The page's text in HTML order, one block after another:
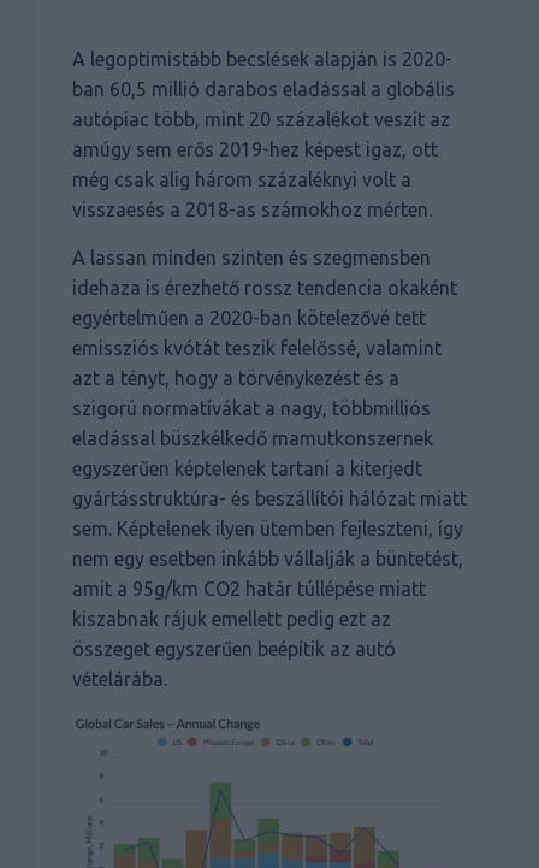
A legoptimistább becslések alapján is 2020-
ban 60,5 millió darabos eladással a globális
autópiac több, mint 20 százalékot veszít az
amúgy sem erős 2019-hez képest igaz, ott
még csak alig három százaléknyi volt a
visszaesés a 2018-as számokhoz mérten.
A lassan minden szinten és szegmensben
idehaza is érezhető rossz tendencia okaként
egyértelműen a 2020-ban kötelezővé tett
emissziós kvótát teszik felelőssé, valamint
azt a tényt, hogy a törvénykezést és a
szigorú normatívákat a nagy, többmilliós
eladással büszkélkedő mamutkonszernek
egyszerűen képtelenek tartani a kiterjedt
gyártásstruktúra- és beszállítói hálózat miatt
sem. Képtelenek ilyen ütemben fejleszteni, így
nem egy esetben inkább vállalják a büntetést,
amit a 95g/km CO2 határ túllépése miatt
kiszabnak rájuk emellett pedig ezt az
összeget egyszerűen beépítik az autó
vételárába.